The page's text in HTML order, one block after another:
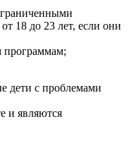
18 до 23 лет, если они
программам;
дети с проблемами
и являются